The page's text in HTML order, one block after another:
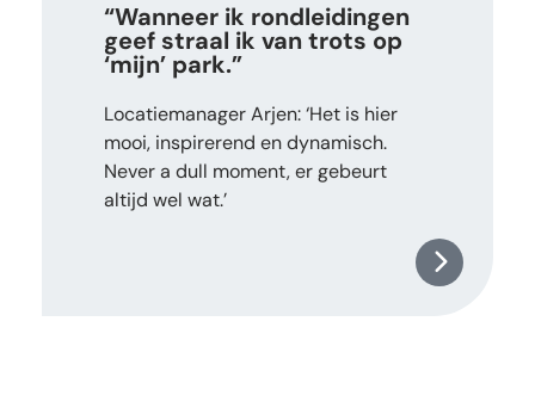
“Wanneer ik rondleidingen
geef straal ik van trots op
‘mijn’ park.”
Locatiemanager Arjen: ‘Het is hier
mooi, inspirerend en dynamisch.
Never a dull moment, er gebeurt
altijd wel wat.’